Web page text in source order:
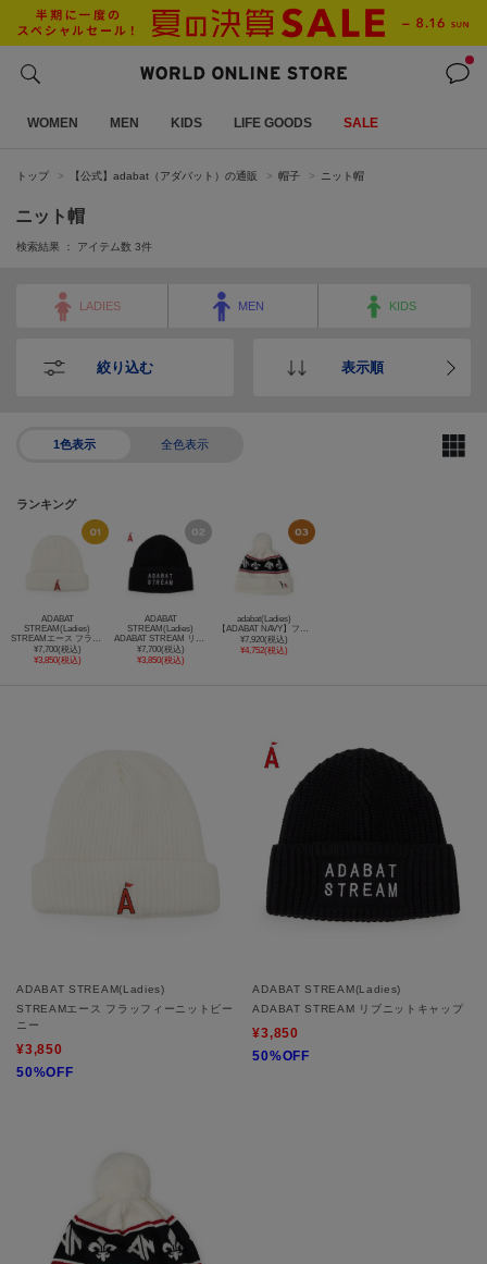
WOMEN MEN KIDS LIFE GOODS SALE
トップ 【公式】adabat（アダバット）の通販 帽子 ニット帽
ニット帽
検索結果 ： アイテム数 3件
LADIES MEN KIDS
絞り込む 表示順
1色表示 全色表示
ランキング
ADABAT
STREAM(Ladies)
STREAMエース フラッフィーニットビーニー
¥7,700(税込)
¥3,850(税込)
ADABAT
STREAM(Ladies)
ADABAT STREAM リブニットキャップ
¥7,700(税込)
¥3,850(税込)
adabat(Ladies)
【ADABAT NAVY】フルールドリスニットキャップ
¥7,920(税込)
¥4,752(税込)
ADABAT STREAM(Ladies)
STREAMエース フラッフィーニットビー
ニー
¥3,850
50%OFF
ADABAT STREAM(Ladies)
ADABAT STREAM リブニットキャップ
¥3,850
50%OFF